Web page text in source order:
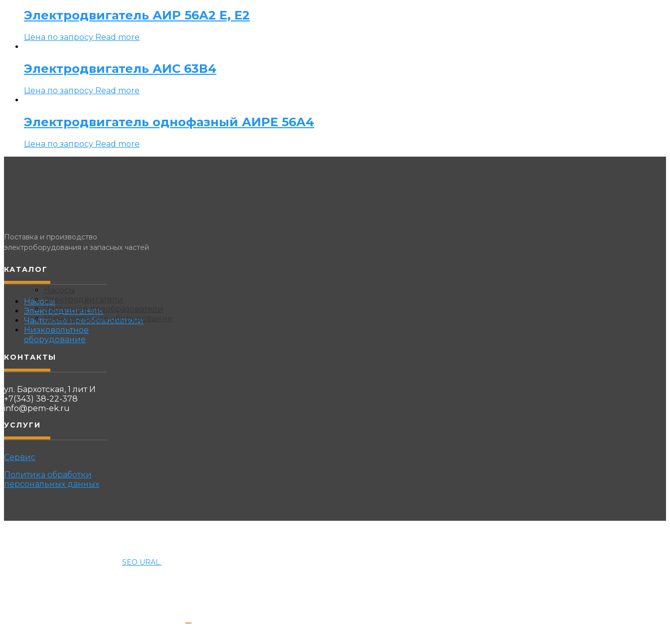
Электродвигатели
Частотные преобразователи
Низковольтное оборудование
Электродвигатель АИР 56А2 Е, Е2
Цена по запросу Read more
Электродвигатель АИС 63В4
Цена по запросу Read more
Электродвигатель однофазный АИРЕ 56А4
Цена по запросу Read more
Поставка и производство
электроборудования и запасных частей
КАТАЛОГ
Насосы
Электродвигатели
Частотные преобразователи
Низковольтное
оборудование
КОНТАКТЫ
ул. Бархотская, 1 лит И
+7(343) 38-22-378
info@pem-ek.ru
УСЛУГИ
Сервис
Политика обработки
персональных данных
SEO URAL.